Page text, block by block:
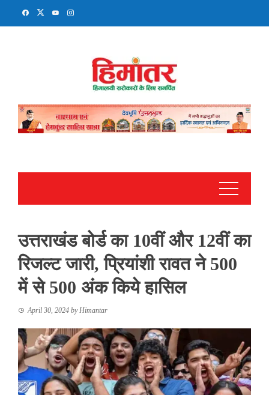
उत्तराखंड बोर्ड का 10वीं और 12वीं का
रिजल्ट जारी, प्रियांशी रावत ने 500
में से 500 अंक किये हासिल
April 30, 2024 byHimantar